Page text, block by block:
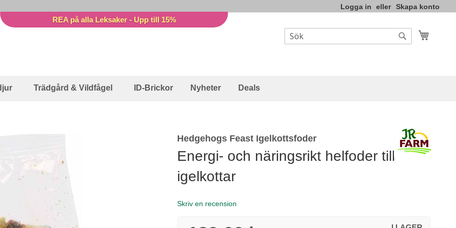
Logga in Skapa konto
REA på alla Leksaker - Upp till 15%
Sök
Trädgård & Vildfågel ID-Brickor Nyheter Deals
Hedgehogs Feast Igelkottsfoder
Energi- och näringsrikt helfoder till
igelkottar
Skriv en recension